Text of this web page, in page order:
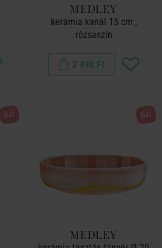
MEDLEY
kerámia kanál 15 cm ,
rózsaszín
2 490 Ft
ÚJ! ÚJ!
MEDLEY